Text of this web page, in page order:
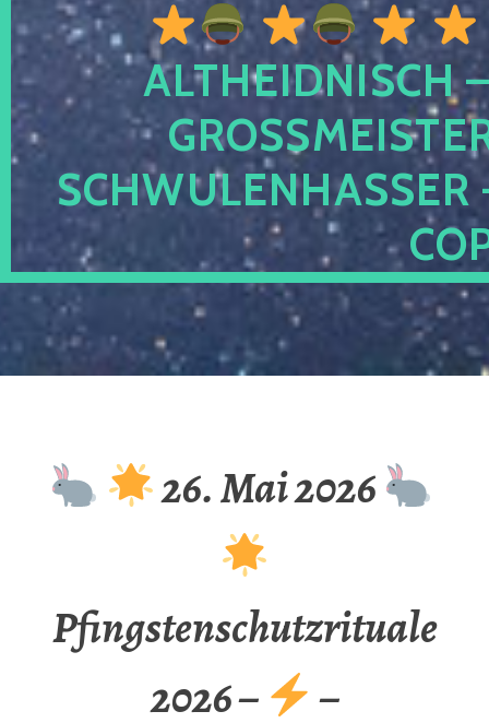
ALTHEIDNISCH
CHWULENHASSER
26. Mai 2026
Pfingstenschutzrituale
2026 –
–